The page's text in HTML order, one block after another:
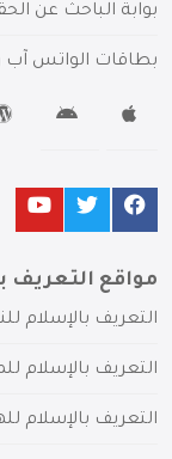
بوابة الباحث عن
بطاقات الواتس آب
مواقع التعريف
التعريف بالإسلام
التعريف بالإسلام
التعريف بالإسلام